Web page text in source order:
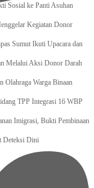
Sosial ke Panti Asuhan
Kegiatan Donor
Sumut Ikuti Upacara dan
Melalui Aksi Donor Darah
Olahraga Warga Binaan
TPP Integrasi 16 WBP
Imigrasi, Bukti Pembinaan
Deteksi Dini